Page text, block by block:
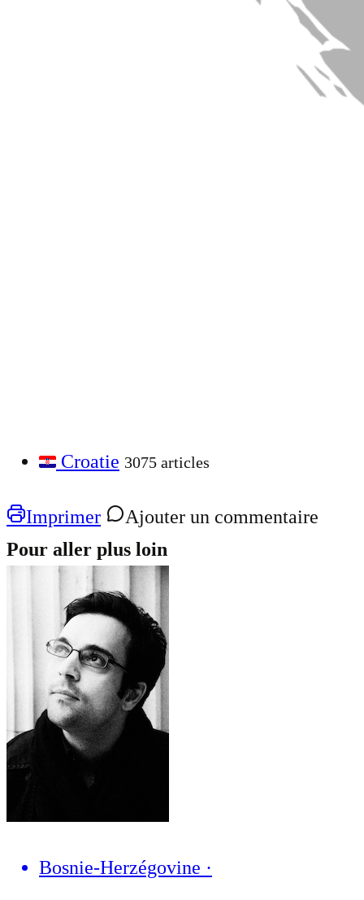
Croatie 3075 articles
Imprimer
Ajouter un commentaire
Pour aller plus loin
Bosnie-Herzégovine ·